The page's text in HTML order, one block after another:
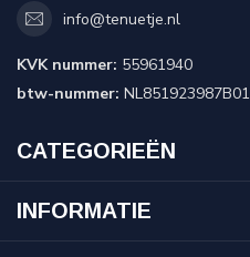
info@tenuetje.nl
KVK nummer: 55961940
btw-nummer: NL851923987B01
CATEGORIEËN
INFORMATIE